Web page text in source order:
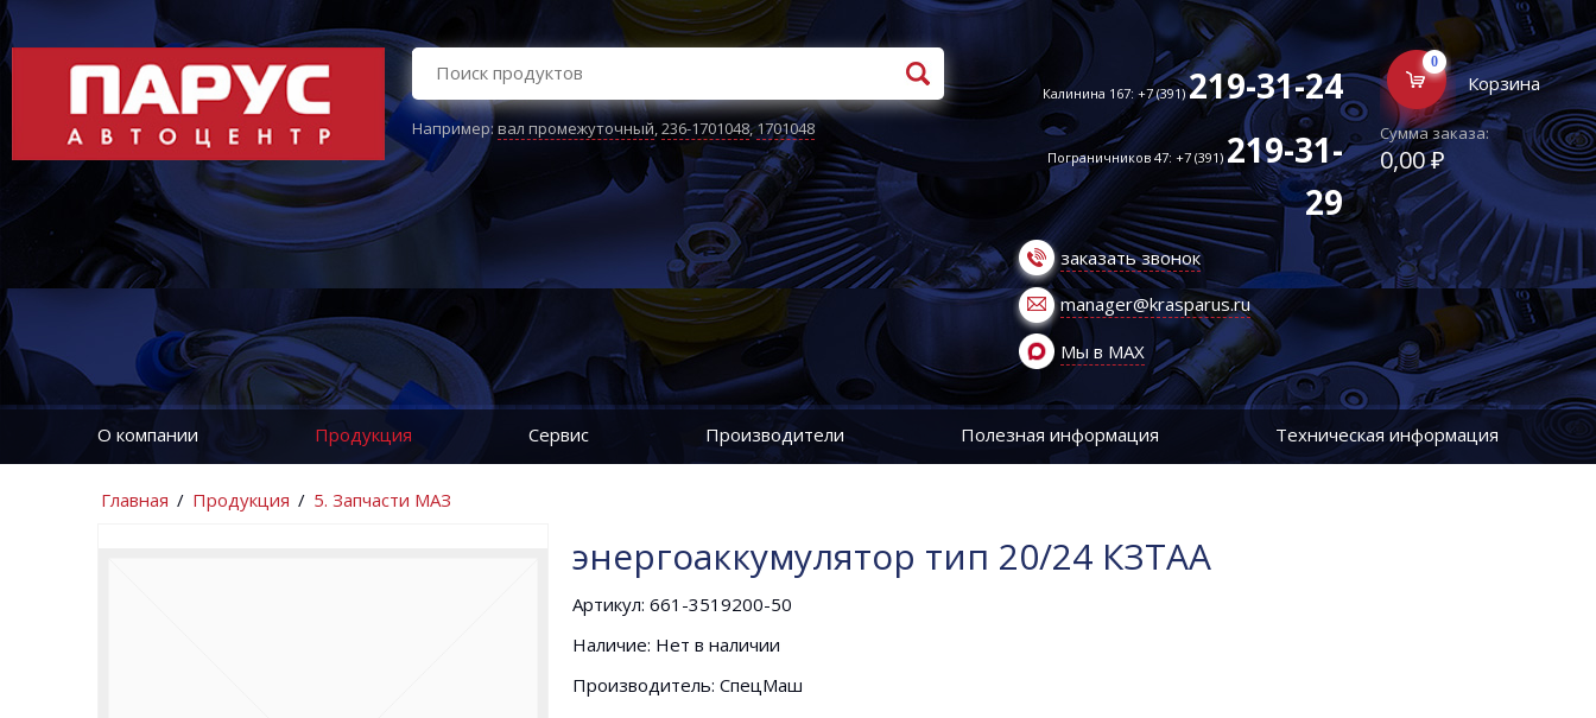
Например:вал промежуточный,236-1701048,1701048
Калинина 167: +7 (391)219-31-24
Пограничников 47: +7 (391)219-31-
29
заказать звонок
manager@krasparus.ru
Мы в MAX
0
Корзина
Сумма заказа:
0,00 ₽
О компании Продукция Сервис Производители Полезная информация Техническая информация
Главная / Продукция / 5. Запчасти МАЗ
энергоаккумулятор тип 20/24 КЗТАА
Артикул: 661-3519200-50
Наличие: Нет в наличии
Производитель: СпецМаш